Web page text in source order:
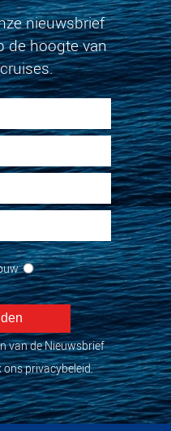
nieuwsbrief
de hoogte van
van de Nieuwsbrief
ons privacybeleid.